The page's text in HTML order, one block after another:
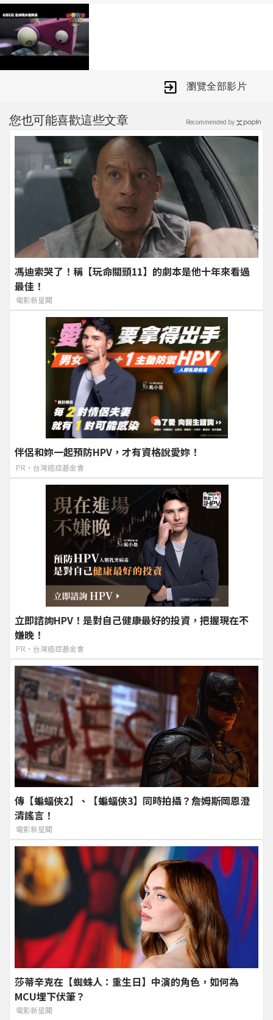
瀏覽全部影片
您也可能喜歡這些文章
馮迪索哭了！稱【玩命關頭11】的劇本是他十年來看過
最佳！
電影新星聞
伴侶和妳一起預防HPV，才有資格說愛妳！
PR・台灣癌症基金會
立即諮詢HPV！是對自己健康最好的投資，把握現在不
嫌晚！
PR・台灣癌症基金會
傳【蝙蝠俠2】、【蝙蝠俠3】同時拍攝？詹姆斯岡恩澄
清謠言！
電影新星聞
莎蒂辛克在【蜘蛛人：重生日】中演的角色，如何為
MCU埋下伏筆？
電影新星聞
Recommended by